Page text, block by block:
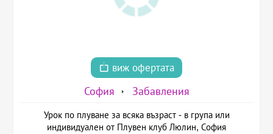
виж офертата
София Забавления
Урок по плуване за всяка възраст - в група или
индивидуален от Плувен клуб Люлин, София